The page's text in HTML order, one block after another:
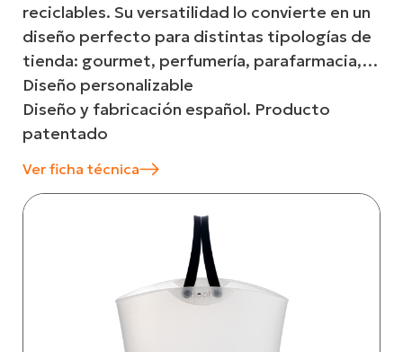
reciclables. Su versatilidad lo convierte en un
diseño perfecto para distintas tipologías de
tienda: gourmet, perfumería, parafarmacia,…
Diseño personalizable
Diseño y fabricación español. Producto
patentado
Ver ficha técnica